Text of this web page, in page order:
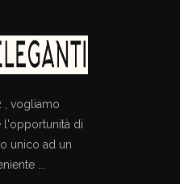
, vogliamo
l'opportunità di
unico ad un
...